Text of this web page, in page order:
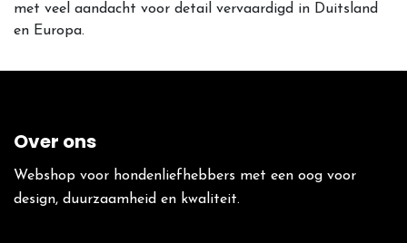
met veel aandacht voor detail vervaardigd in Duitsland
en Europa.
Over ons
Webshop voor hondenliefhebbers met een oog voor
design, duurzaamheid en kwaliteit.